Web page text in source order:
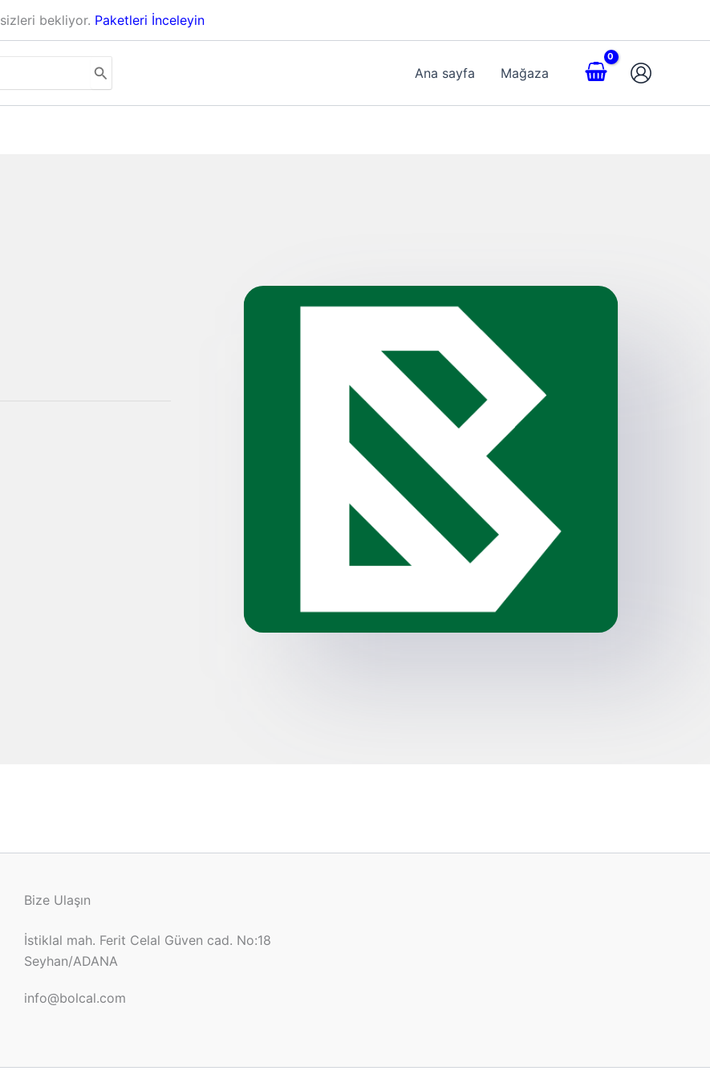
sizleri bekliyor. Paketleri İnceleyin
Ana sayfa Mağaza
Bize Ulaşın
İstiklal mah. Ferit Celal Güven cad. No:18
Seyhan/ADANA
info@bolcal.com